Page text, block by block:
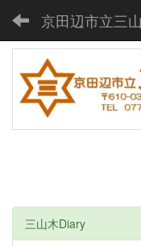
京田辺市立三
三山木Diary